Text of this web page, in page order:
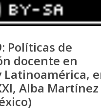
Políticas de
docente en
Latinoamérica,
Alba Martínez